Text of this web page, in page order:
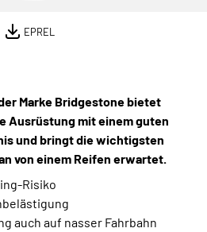
EPREL
Marke Bridgestone bietet
Ausrüstung mit einem guten
und bringt die wichtigsten
von einem Reifen erwartet.
Risiko
auch auf nasser Fahrbahn